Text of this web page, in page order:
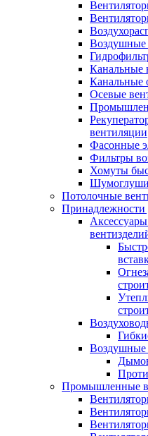
Воздушные
Канальные
Канальные
Осевые
вентиляции
Фасонные
Фильтры
Хомуты
Потолочные
Принадлежности
Воздушные
Промышленные